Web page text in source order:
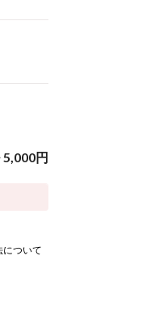
5,000円
について